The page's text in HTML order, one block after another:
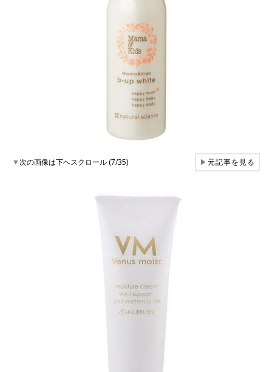
▼次の画像は下へスクロール (7/35) ▶元記事を見る